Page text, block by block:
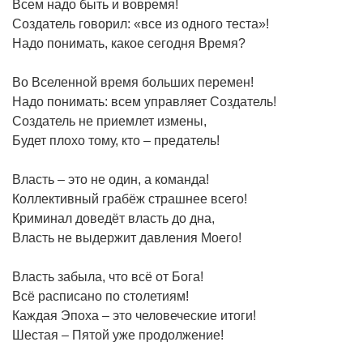
Всем надо быть и вовремя!
Создатель говорил: «все из одного теста»!
Надо понимать, какое сегодня Время?
Во Вселенной время больших перемен!
Надо понимать: всем управляет Создатель!
Создатель не приемлет измены,
Будет плохо тому, кто – предатель!
Власть – это не один, а команда!
Коллективный грабёж страшнее всего!
Криминал доведёт власть до дна,
Власть не выдержит давления Моего!
Власть забыла, что всё от Бога!
Всё расписано по столетиям!
Каждая Эпоха – это человеческие итоги!
Шестая – Пятой уже продолжение!